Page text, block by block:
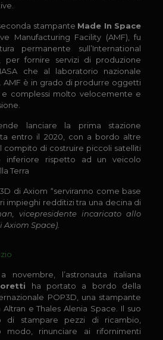
stampante Made In Space
Manufacturing Facility (AMF), fu
permanente sull’International
per fornire servizi di produzione
che al laboratorio nazionale
AMF è in grado di produrre oggetti
e complessi molto velocemente e
lanciare la prima stazione
entro il 2020, con a bordo altre
compito di costruire piccoli satelliti
rispetto ad un veicolo
Terra
di Axiom “serviranno come base
impieghi redditizi tra una decina di
vicepresidente incaricato allo
Space).
novembre, l’astronauta italiana
ha portato a bordo della
POP3D, una stampante
e Thales Alenia Space. Il suo
di stampare pezzi di ricambio,
modo, rinunciare ai rifornimenti